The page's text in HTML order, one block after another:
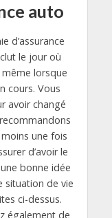
auto
d’assurance
le jour où
lorsque
cours. Vous
avoir changé
une fois
d’avoir le
bonne idée
situation de vie
ci-dessus.
également de